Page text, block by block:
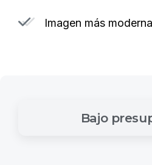
Imagen más
Bajo